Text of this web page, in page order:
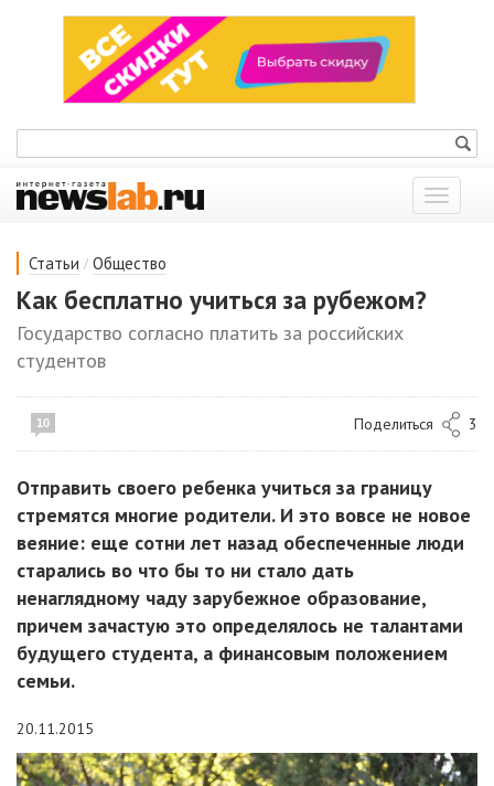
Показать
меню
Статьи / Общество
Как бесплатно учиться за рубежом?
Государство согласно платить за российских
студентов
10 Поделиться 3
Отправить своего ребенка учиться за границу
стремятся многие родители. И это вовсе не новое
веяние: еще сотни лет назад обеспеченные люди
старались во что бы то ни стало дать
ненаглядному чаду зарубежное образование,
причем зачастую это определялось не талантами
будущего студента, а финансовым положением
семьи.
20.11.2015